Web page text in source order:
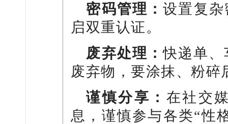
密码管理：设置复杂
启双重认证。
废弃处理：快递单
废弃物，要涂抹、粉碎
谨慎分享： 在社交
息，谨慎参与各类“性